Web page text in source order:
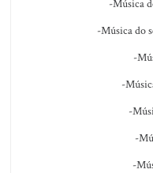
-Música
-Música do
-
-
-
-
-